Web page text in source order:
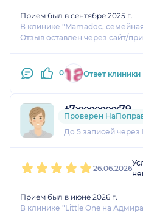
Прием был в сентябре 2025 г.
В клинике "Mamadoc,
Отзыв оставлен через сайт/
0 Ответ клиники
+7xxxxxxxx79
3 оценки
До 5 записей
Проверен
26.06.2026
Прием был в июне 2026 г.
В клинике "Little One на